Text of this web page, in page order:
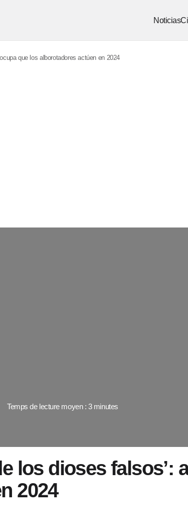
Noticias
que los alborotadores actúen en 2024
Temps de lecture moyen : 3 minutes
los dioses falsos’:
2024